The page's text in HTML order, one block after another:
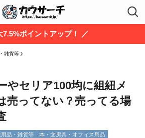
7.5%ポイントアップ！ ／
雑貨等
やセリア100均に組紐メ
売ってない？売ってる場
品・雑貨等 本・文房具・オフィス用品